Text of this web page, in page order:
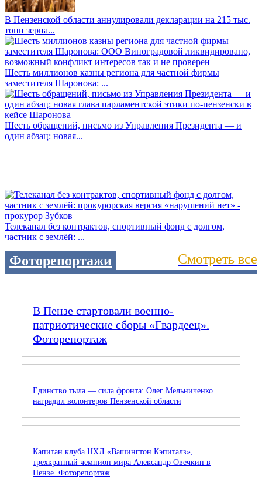
В Пензенской области аннулировали декларации на 215 тыс.
тонн зерна...
Шесть миллионов казны региона для частной фирмы
заместителя Шаронова: ...
Шесть обращений, письмо из Управления Президента — и
один абзац: новая...
Телеканал без контрактов, спортивный фонд с долгом,
частник с землёй: ...
Фоторепортажи Смотреть все
В Пензе стартовали военно-
патриотические сборы «Гвардеец».
Фоторепортаж
Единство тыла — сила фронта: Олег Мельниченко
наградил волонтеров Пензенской области
Капитан клуба НХЛ «Вашингтон Кэпиталз»,
трехкратный чемпион мира Александр Овечкин в
Пензе. Фоторепортаж